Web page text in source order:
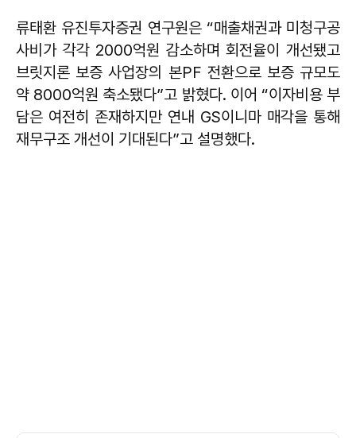
류태환 유진투자증권 연구원은 “매출채권과 미청구공
사비가 각각 2000억원 감소하며 회전율이 개선됐고
브릿지론 보증 사업장의 본PF 전환으로 보증 규모도
약 8000억원 축소됐다”고 밝혔다. 이어 “이자비용 부
담은 여전히 존재하지만 연내 GS이니마 매각을 통해
재무구조 개선이 기대된다”고 설명했다.